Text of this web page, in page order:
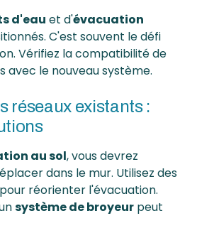
d'eau et d'évacuation
C'est souvent le défi
Vérifiez la compatibilité de
avec le nouveau système.
réseaux existants :
au sol, vous devrez
dans le mur. Utilisez des
réorienter l'évacuation.
système de broyeur peut